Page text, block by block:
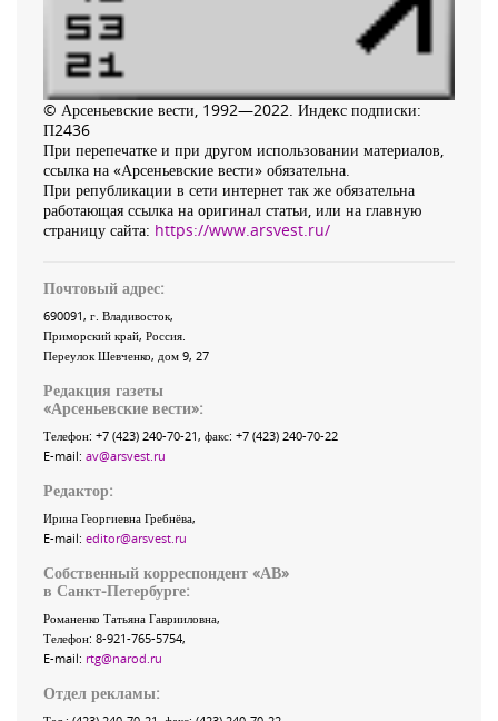
© Арсеньевские вести, 1992—2022. Индекс подписки:
П2436
При перепечатке и при другом использовании материалов,
ссылка на «Арсеньевские вести» обязательна.
При републикации в сети интернет так же обязательна
работающая ссылка на оригинал статьи, или на главную
страницу сайта: https://www.arsvest.ru/
Почтовый адрес:
690091, г. Владивосток,
Приморский край, Россия
Переулок Шевченко, дом 9, 27
Редакция газеты
«Арсеньевские вести»:
Телефон: +7 (423) 240-70-21, факс: +7 (423) 240-70-22
E-mail: av@arsvest.ru
Редактор:
Ирина Георгиевна Гребнёва,
E-mail: editor@arsvest.ru
Собственный корреспондент «АВ»
в Санкт-Петербурге:
Романенко Татьяна Гаврииловна,
Телефон: 8-921-765-5754,
E-mail: rtg@narod.ru
Отдел рекламы: